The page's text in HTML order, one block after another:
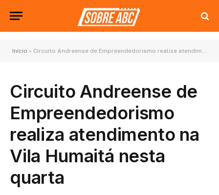
Início » Circuito Andreense de Empreendedorismo realiza atendimento na Vila Humaitá nesta quarta
Circuito Andreense de
Empreendedorismo
realiza atendimento na
Vila Humaitá nesta
quarta